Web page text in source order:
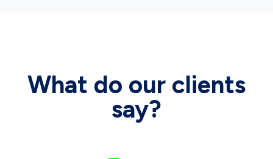
What do our clients
say?